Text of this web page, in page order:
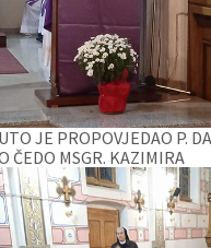
JE PROPOVJEDAO P.
ČEDO MSGR. KAZIMIRA